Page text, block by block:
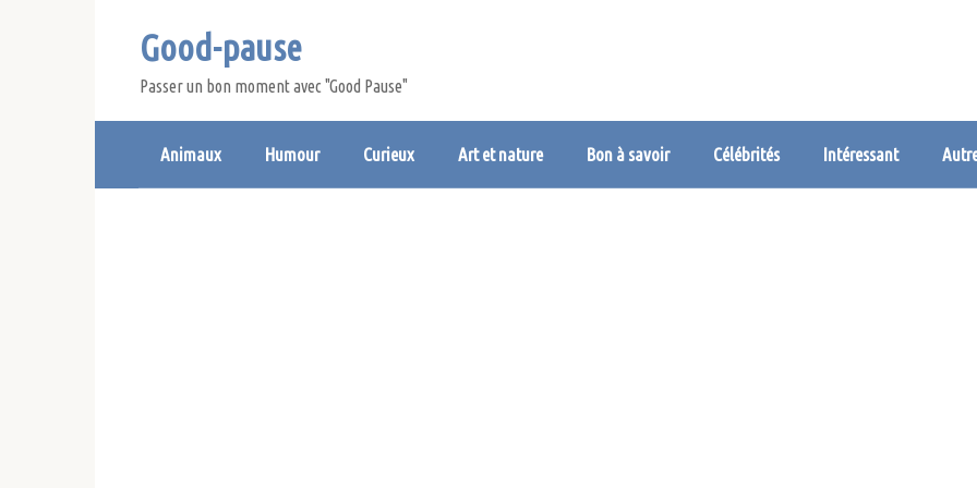
Good-pause
Passer un bon moment avec "Good Pause"
Animaux Humour Curieux Art et nature Bon à savoir Célébrités Intéressant